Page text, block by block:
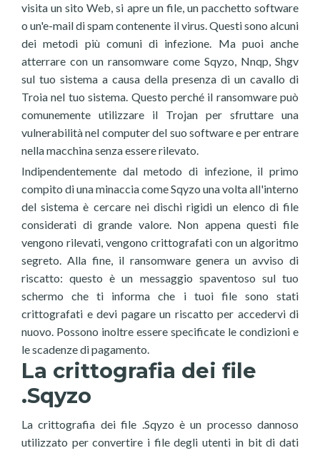
visita un sito Web, si apre un file, un pacchetto software
o un'e-mail di spam contenente il virus. Questi sono alcuni
dei metodi più comuni di infezione. Ma puoi anche
atterrare con un ransomware come Sqyzo, Nnqp, Shgv
sul tuo sistema a causa della presenza di un cavallo di
Troia nel tuo sistema. Questo perché il ransomware può
comunemente utilizzare il Trojan per sfruttare una
vulnerabilità nel computer del suo software e per entrare
nella macchina senza essere rilevato.
Indipendentemente dal metodo di infezione, il primo
compito di una minaccia come Sqyzo una volta all'interno
del sistema è cercare nei dischi rigidi un elenco di file
considerati di grande valore. Non appena questi file
vengono rilevati, vengono crittografati con un algoritmo
segreto. Alla fine, il ransomware genera un avviso di
riscatto: questo è un messaggio spaventoso sul tuo
schermo che ti informa che i tuoi file sono stati
crittografati e devi pagare un riscatto per accedervi di
nuovo. Possono inoltre essere specificate le condizioni e
le scadenze di pagamento.
La crittografia dei file
.Sqyzo
La crittografia dei file .Sqyzo è un processo dannoso
utilizzato per convertire i file degli utenti in bit di dati